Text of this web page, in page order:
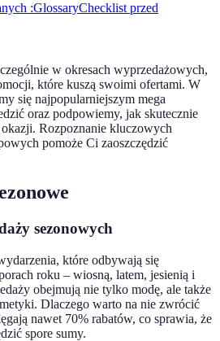
:GlossaryChecklist przed
w okresach wyprzedażowych,
które kuszą swoimi ofertami. W
się najpopularniejszym mega
oraz podpowiemy, jak skutecznie
Rozpoznanie kluczowych
pomoże Ci zaoszczędzić
sezonowych
które odbywają się
roku – wiosną, latem, jesienią i
obejmują nie tylko modę, ale także
Dlaczego warto na nie zwrócić
nawet 70% rabatów, co sprawia, że
spore sumy.